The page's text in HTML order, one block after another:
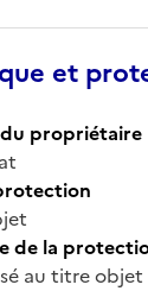
et
propriétaire
de la
au titre objet